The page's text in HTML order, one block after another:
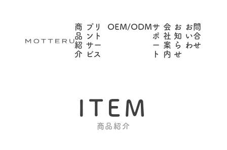
商
品
紹
介
プリ
ント
サー
ビス
OEM/ODMサ
ポ
ー
ト
会
社
案
内
お
知
ら
せ
お問
い合
わせ
ITEM
商品紹介